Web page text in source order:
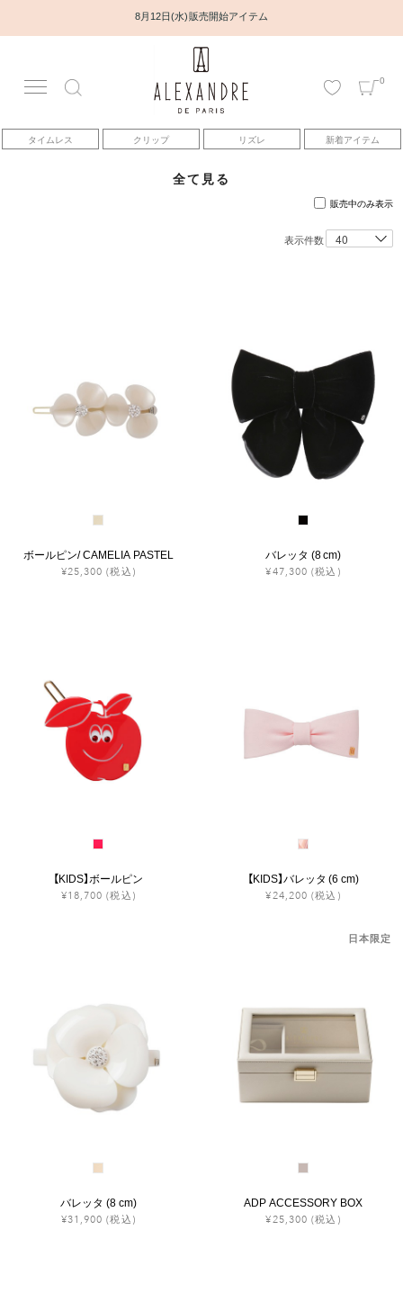
8月12日(水) 販売開始アイテム
0
タイムレス クリップ リズレ 新着アイテム
アカウント
アイテム
ヒストリー
ニュース
全て見る
販売中のみ表示
表示件数
ボールピン/ CAMELIA PASTEL
¥25,300 (税込)
バレッタ (8 cm)
¥47,300 (税込)
【KIDS】ボールピン
¥18,700 (税込)
【KIDS】バレッタ (6 cm)
¥24,200 (税込)
バレッタ (8 cm)
¥31,900 (税込)
日本限定
ADP ACCESSORY BOX
¥25,300 (税込)